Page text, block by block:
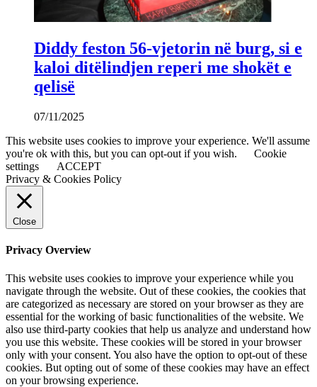
Diddy feston 56-vjetorin në burg, si e
kaloi ditëlindjen reperi me shokët e
qelisë
07/11/2025
This website uses cookies to improve your experience. We'll assume
you're ok with this, but you can opt-out if you wish.
Cookie
settings
ACCEPT
Privacy & Cookies Policy
Close
Privacy Overview
This website uses cookies to improve your experience while you
navigate through the website. Out of these cookies, the cookies that
are categorized as necessary are stored on your browser as they are
essential for the working of basic functionalities of the website. We
also use third-party cookies that help us analyze and understand how
you use this website. These cookies will be stored in your browser
only with your consent. You also have the option to opt-out of these
cookies. But opting out of some of these cookies may have an effect
on your browsing experience.